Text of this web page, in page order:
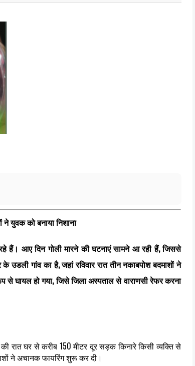
ने युवक को बनाया निशाना
हैं। आए दिन गोली मारने की घटनाएं सामने आ रही हैं, जिससे
केउडली गांवका है, जहां रविवार रात तीन नकाबपोश बदमाशों ने
घायल हो गया, जिसे जिला अस्पताल से वाराणसी रेफर करना
की रात घर से करीब 150 मीटर दूर सड़क किनारे किसी व्यक्ति से
ने अचानक फायरिंग शुरू कर दी।